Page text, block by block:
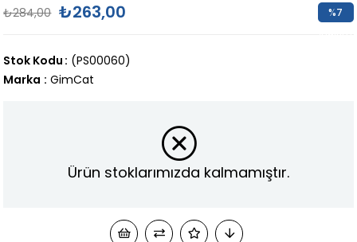
₺284,00 ₺263,00 %7
(PS00060)
Stok Kodu
Marka : GimCat
Ürün stoklarımızda kalmamıştır.